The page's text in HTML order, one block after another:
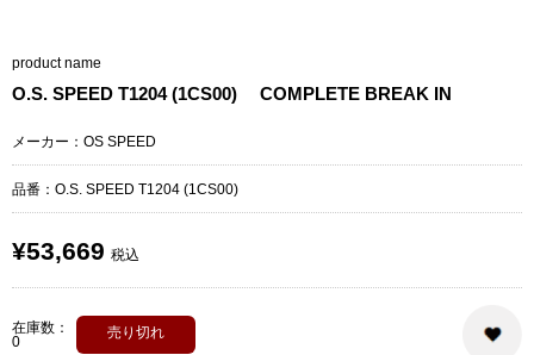
product name
O.S. SPEED T1204 (1CS00) COMPLETE BREAK IN
メーカー：OS SPEED
品番：O.S. SPEED T1204 (1CS00)
¥53,669 税込
在庫数：
0
売り切れ